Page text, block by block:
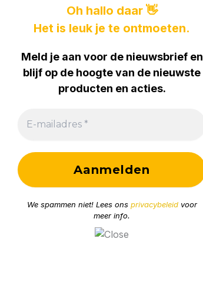
o
k
-
f
Oh hallo daar 👋
Het is leuk je te ontmoeten.
Meld je aan voor de nieuwsbrief en
blijf op de hoogte van de nieuwste
producten en acties.
We spammen niet! Lees ons privacybeleidvoor
meer info.